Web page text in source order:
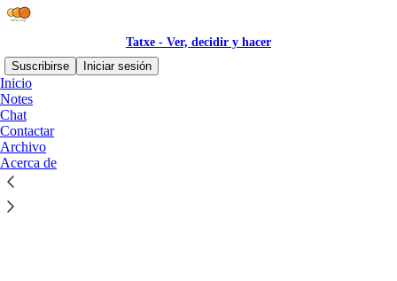
Tatxe - Ver, decidir y hacer
Suscribirse
Iniciar sesión
Inicio
Notes
Chat
Contactar
Archivo
Acerca de
Haz clic en cualquier hilo para responder